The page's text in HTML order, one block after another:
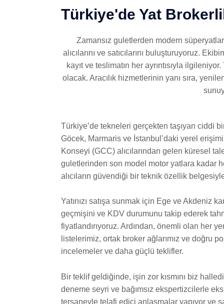
Türkiye'de Yat
Zamansız guletlerden modern
alıcılarını ve satıcılarını buluşturuyoruz.
kayıt ve teslimatın her ayrıntısıyla
olacak. Aracılık hizmetlerinin yanı sıra,
Türkiye’de tekneleri gerçekten taşıyan ciddi
Göcek, Marmaris ve İstanbul’daki yerel
Konseyi (GCC) alıcılarından gelen küresel
guletlerinden son model motor yatlara kadar
alıcıların güvendiği bir teknik özellik
Yatınızı satışa sunmak için Ege ve Akdeniz
geçmişini ve KDV durumunu takip ederek
fiyatlandırıyoruz. Ardından, önemli olan her
listelerimiz, ortak broker ağlarımız ve doğru
incelemeler ve daha güçlü teklifler.
Bir teklif geldiğinde, işin zor kısmını biz
deneme seyri ve bağımsız ekspertizcilerle
tersaneyle telafi edici anlaşmalar yapıyor ve